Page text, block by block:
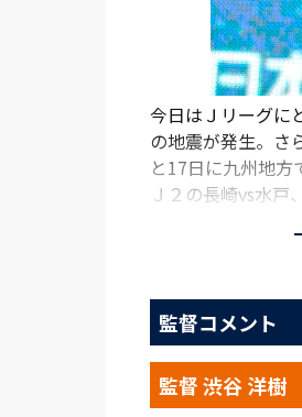
今日はＪリーグに
の地震が発生。さ
と17日に九州地方
Ｊ２の長崎vs水戸
ッカーができる喜
を胸に抱いた。
られた方に哀悼の
れた。
監督コメント
監督 渋谷 洋樹